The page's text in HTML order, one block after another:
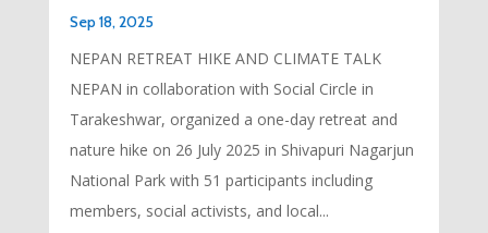
Sep 18, 2025
NEPAN RETREAT HIKE AND CLIMATE TALK
NEPAN in collaboration with Social Circle in
Tarakeshwar, organized a one-day retreat and
nature hike on 26 July 2025 in Shivapuri Nagarjun
National Park with 51 participants including
members, social activists, and local...